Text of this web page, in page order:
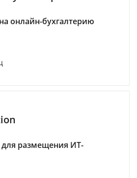
онлайн-бухгалтерию
размещения ИТ-